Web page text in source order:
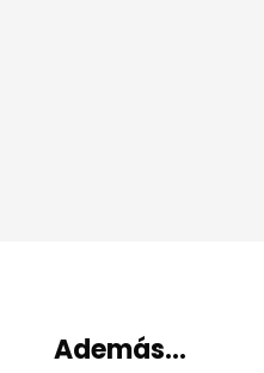
Además…